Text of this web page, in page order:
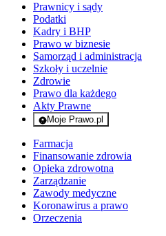
Prawnicy i sądy
Podatki
Kadry i BHP
Prawo w biznesie
Samorząd i administracja
Szkoły i uczelnie
Zdrowie
Prawo dla każdego
Akty Prawne
Moje Prawo.pl
- rejestracja i logowanie
Farmacja
Finansowanie zdrowia
Opieka zdrowotna
Zarządzanie
Zawody medyczne
Koronawirus a prawo
Orzeczenia